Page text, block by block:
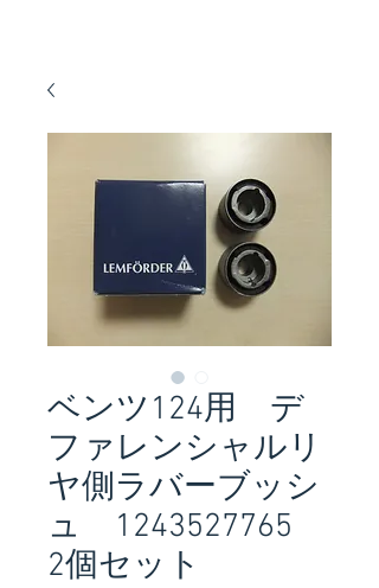
ベンツ124用 デ
ファレンシャルリ
ヤ側ラバーブッシ
ュ 1243527765
2個セット